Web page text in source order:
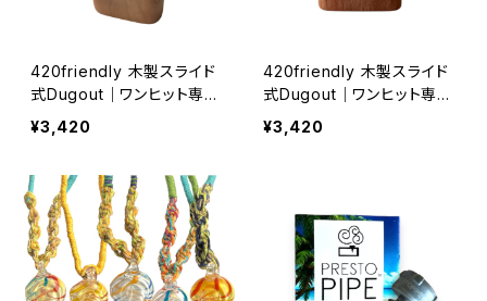
420friendly 木製スライド
式Dugout｜ワンヒット専用
パイプセット（アメリカ製）10
cm
¥3,420
420friendly 木製スライド
式Dugout｜ワンヒット専用
パイプセット（アメリカ製）8
cm
¥3,420